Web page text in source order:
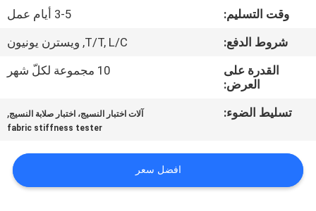
اتصل
اقتباس
خريطة
وقت التسليم:
3-5 أيام عمل
شروط الدفع:
T/T, L/C, ويسترن يونيون
القدرة على
العرض:
10 مجموعة لكلّ شهر
تسليط الضوء: آلات اختبار النسيج، اختبار صلابة النسيج,
fabric stiffness tester
افضل سعر